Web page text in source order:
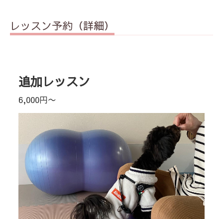
レッスン予約（詳細）
追加レッスン
6,000円〜